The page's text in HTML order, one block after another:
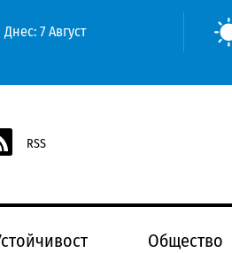
Днес: 7 Август
RSS
Общество